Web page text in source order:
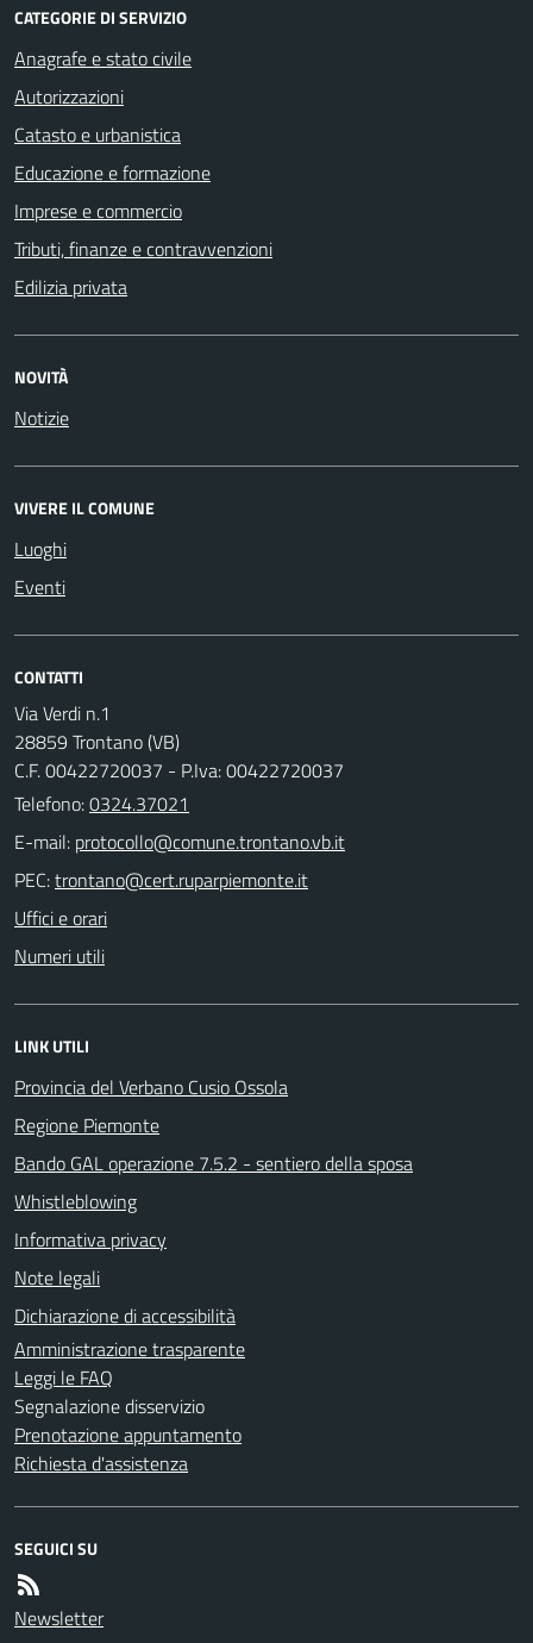
CATEGORIE DI SERVIZIO
Anagrafe e stato civile
Autorizzazioni
Catasto e urbanistica
Educazione e formazione
Imprese e commercio
Tributi, finanze e contravvenzioni
Edilizia privata
NOVITÀ
Notizie
VIVERE IL COMUNE
Luoghi
Eventi
CONTATTI
Via Verdi n.1
28859 Trontano (VB)
C.F. 00422720037 - P.Iva: 00422720037
Telefono:0324.37021
E-mail:
PEC:
Uffici e orari
Numeri utili
LINK UTILI
Provincia del Verbano Cusio Ossola
Regione Piemonte
Bando GAL operazione 7.5.2 - sentiero della sposa
Whistleblowing
Informativa privacy
Note legali
Dichiarazione di accessibilità
Amministrazione trasparente
Leggi le FAQ
Segnalazione disservizio
Prenotazione appuntamento
Richiesta d'assistenza
SEGUICI SU
Newsletter